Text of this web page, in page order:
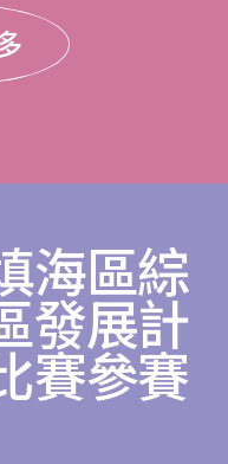
海區綜
發展計
賽參賽